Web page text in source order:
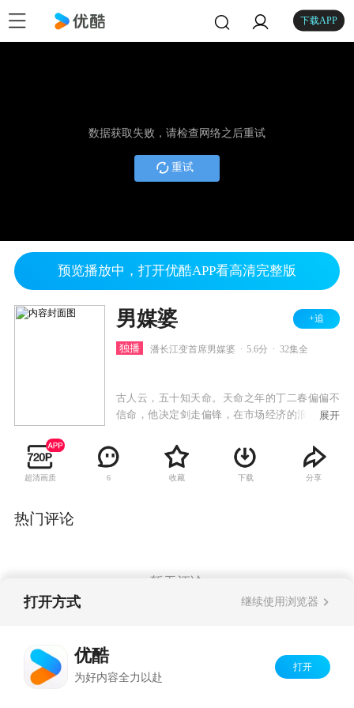
下载APP
数据获取失败，请检查网络之后重试
重试
预览播放中，打开优酷APP看高清完整版
男媒婆 +追
独播 潘长江变首席男媒婆 5.6分 32集全
古人云，五十知天命。天命之年的丁二春偏偏不
信命，他决定剑走偏锋，在市场经济的浪潮中做
受电视征婚节目的启发，丁二春和师弟姚双喜精
心策划、打造的“全成热恋”社区婚介所终于开业
了，丁二春摇身变成了社区最有争议的“首席男媒
展开
超清画质 6 收藏 下载 分享
热门评论
暂无评论
打开方式 继续使用浏览器
优酷
为好内容全力以赴
打开